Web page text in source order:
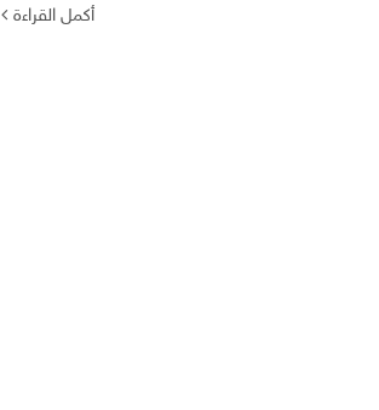
أكمل القراءة